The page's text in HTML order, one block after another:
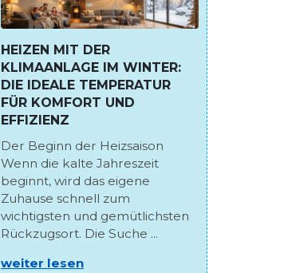
HEIZEN MIT DER
KLIMAANLAGE IM WINTER:
DIE IDEALE TEMPERATUR
FÜR KOMFORT UND
EFFIZIENZ
Der Beginn der Heizsaison
Wenn die kalte Jahreszeit
beginnt, wird das eigene
Zuhause schnell zum
wichtigsten und gemütlichsten
Rückzugsort. Die Suche ...
weiter lesen